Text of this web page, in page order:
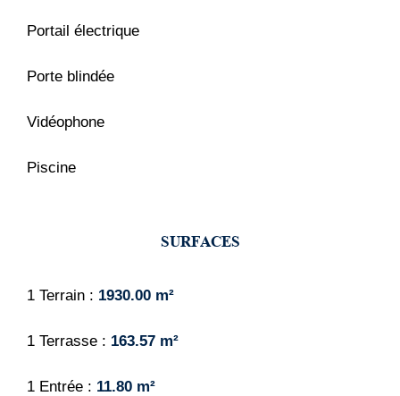
Portail électrique
Porte blindée
Vidéophone
Piscine
SURFACES
1 Terrain 1930.00 m²
1 Terrasse 163.57 m²
1 Entrée 11.80 m²